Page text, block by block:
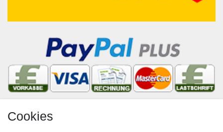
Newsletter
Cookies